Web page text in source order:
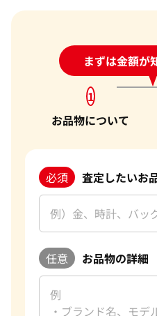
まずは金額が
24時間受付中!問
1
お品物について
必須 査定したいお
任意 お品物の詳細